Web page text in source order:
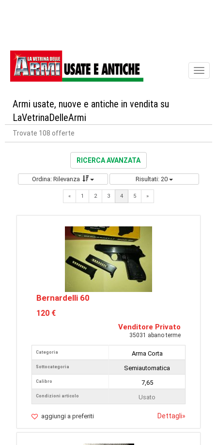
Armi usate, nuove e antiche in vendita su
LaVetrinaDelleArmi
Trovate 108 offerte
RICERCA AVANZATA
Ordina: Rilevanza Risultati: 20
«Previous
1 2 3 4 5 »Next
Bernardelli 60
120 €
Venditore Privato
35031 abano terme
Categoria
Sottocategoria
Calibro
Condizioni articolo
Arma Corta
Semiautomatica
7,65
Usato
aggiungi a preferiti Dettagli»